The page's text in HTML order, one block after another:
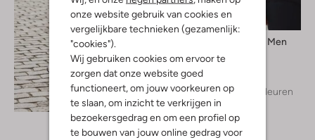
onze website gebruik van cookies en
vergelijkbare technieken (gezamenlijk:
"cookies").
Wij gebruiken cookies om ervoor te
zorgen dat onze website goed
functioneert, om jouw voorkeuren op
te slaan, om inzicht te verkrijgen in
bezoekersgedrag en om een profiel op
te bouwen van jouw online gedrag voor
Ontdek de look
Selected Men
+ meer kleuren